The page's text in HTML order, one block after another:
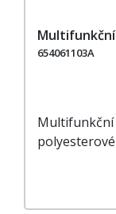
Multifunkční
654061103A